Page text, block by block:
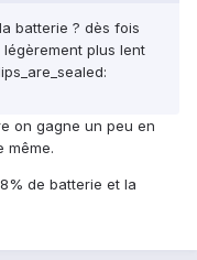
batterie ? dès fois
plus lent
on gagne un peu en
même.
de batterie et la